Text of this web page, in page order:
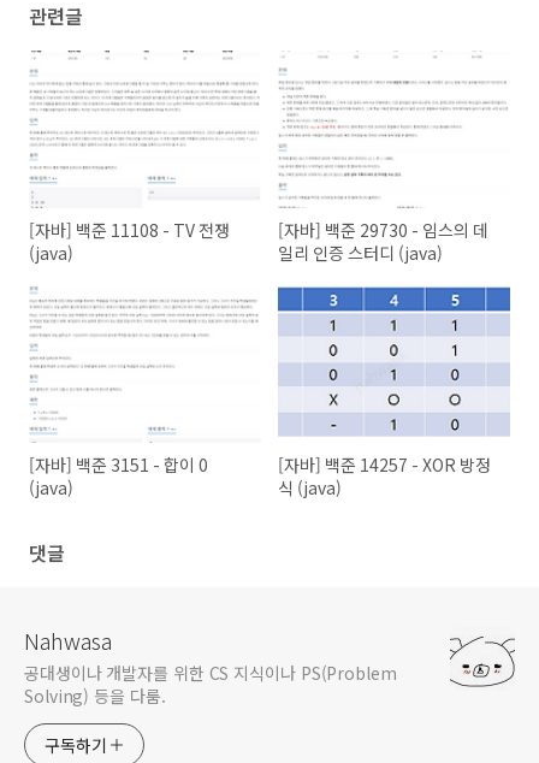
관련글
[자바] 백준 11108 - TV 전쟁
(java)
[자바] 백준 29730 - 임스의 데
일리 인증 스터디 (java)
[자바] 백준 3151 - 합이 0
(java)
[자바] 백준 14257 - XOR 방정
식 (java)
댓글
Nahwasa
공대생이나 개발자를 위한 CS 지식이나 PS(Problem
Solving) 등을 다룸.
구독하기